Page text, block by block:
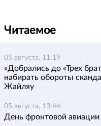
Читаемое
05 августа, 11:19
«Добрались до «Трех
набирать обороты
Жайляу
05 августа, 13:44
День фронтовой